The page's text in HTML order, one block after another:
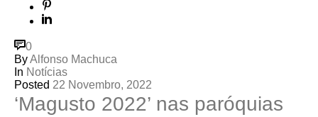
0
ByAlfonso Machuca
In Notícias
Posted 22 Novembro, 2022
‘Magusto 2022’ nas paróquias